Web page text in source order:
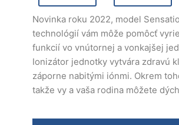
Novinka roku 2022, model
technológií vám môže pomôcť
funkcií vo vnútornej a vonkajšej
Ionizátor jednotky vytvára zdravú
záporne nabitými iónmi. Okrem
takže vy a vaša rodina môžete